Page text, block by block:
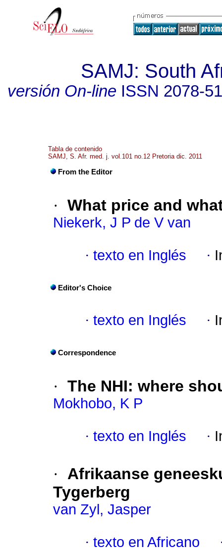
SAMJ: South
versión On-lineISSN 2078-
Tabla de contenido
SAMJ, S. Afr. med. j. vol.101 no.12 Pretoria dic. 2011
From the Editor
· What price and
Niekerk, J P de V van
· texto en Inglés ·
Editor's Choice
· texto en Inglés ·
Correspondence
· The NHI: where
Mokhobo, K P
· texto en Inglés ·
·
Afrikaanse
Tygerberg
van Zyl, Jasper
· texto en Africano